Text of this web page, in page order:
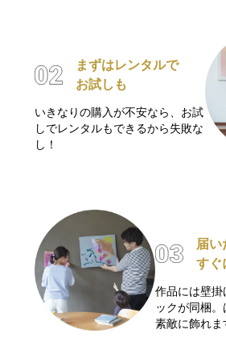
まずはレンタルで
お試しも
いきなりの購入が不安なら、お試
しでレンタルもできるから失敗な
し！
届い
すぐ
作品には壁
ックが同梱
素敵に飾れま